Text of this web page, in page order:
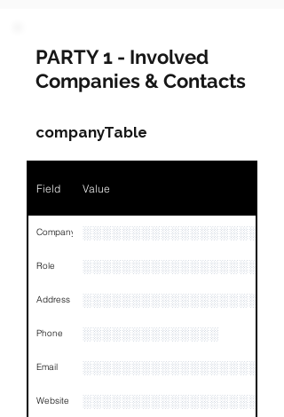
PARTY 1 - Involved
Companies & Contacts
companyTable
Field Value
Company
Role
Address
Phone ░░░░░░░░░░░░░░
Email ░░░░░░░░░░░░░░░░░░░░░
Website